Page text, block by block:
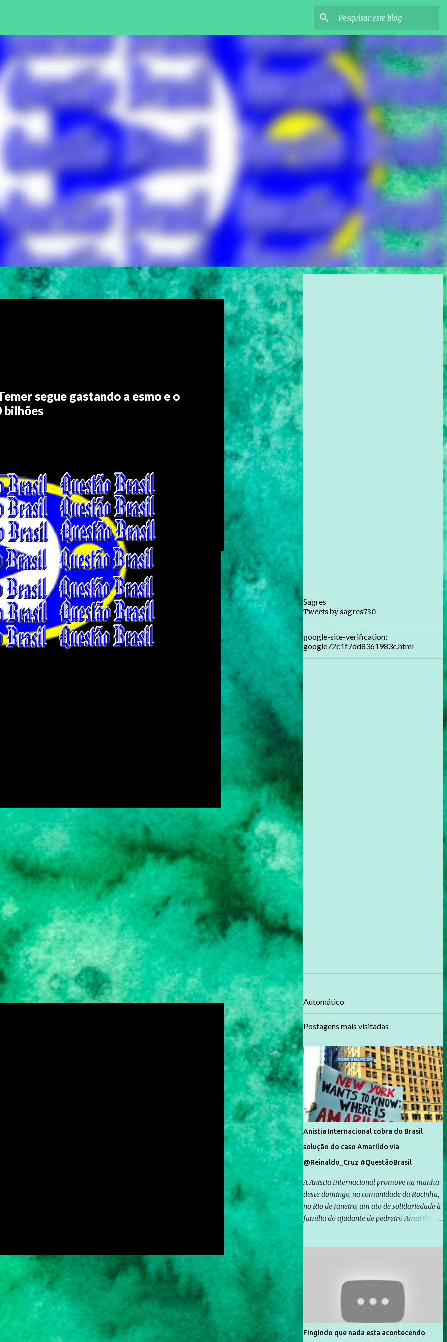
segue gastando a esmo e o
bilhões
Sagres
Tweets by sagres730
google-site-verification:
google72c1f7dd8361983c.html
Automático
Postagens mais visitadas
Anistia Internacional cobra do Brasil
solução do caso Amarildo via
@Reinaldo_Cruz #QuestãoBrasil
A Anistia Internacional promove na manhã
deste domingo, na comunidade da Rocinha,
no Rio de Janeiro, um ato de solidariedade à
família do ajudante de pedreiro Amarildo de
Rocinha. A assessora de Direitos Humanos
da Anistia Internacional, Renata Neder, disse
à Agência Brasil que ações e atividades de
mobilização são feitas normalmente pela
organização não governamental. As ações
de solidariedade são promovidas em apoio
Fingindo que nada esta acontecendo